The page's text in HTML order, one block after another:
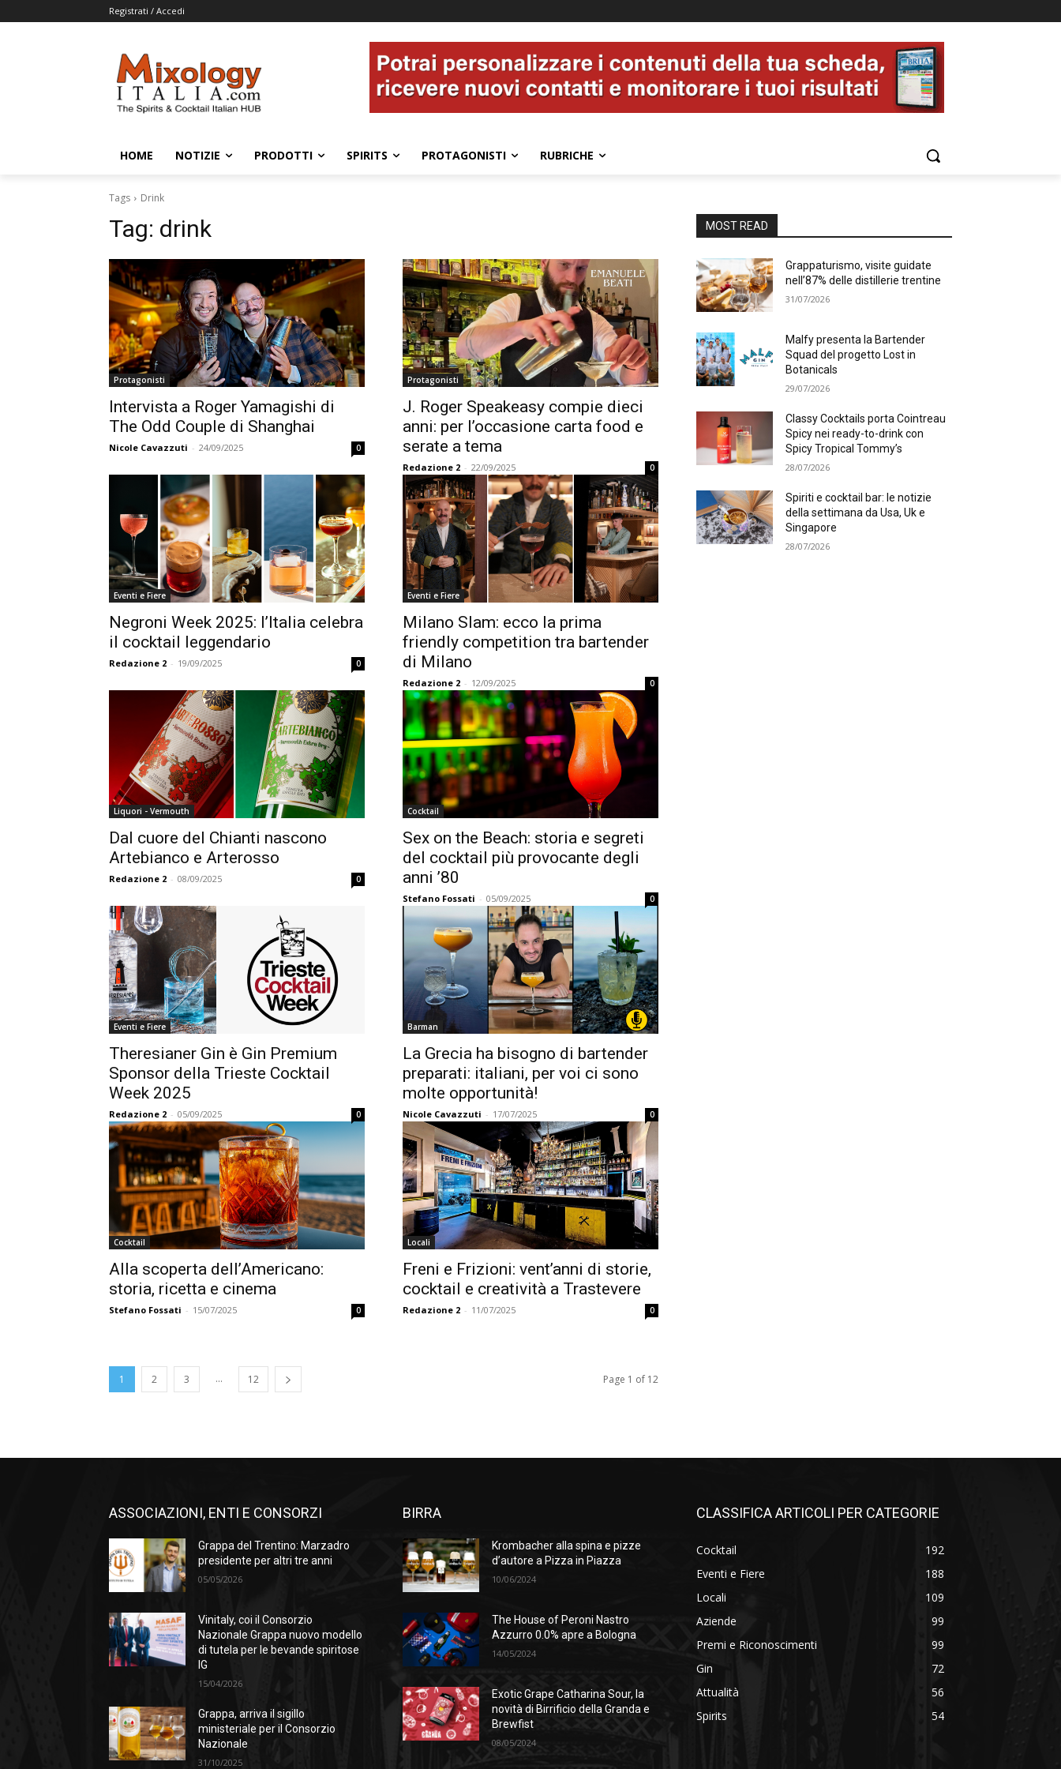
Registrati / Accedi
HOME NOTIZIE PRODOTTI SPIRITS PROTAGONISTI RUBRICHE
Tags Drink
Tag: drink
Protagonisti
Intervista a Roger Yamagishi di
The Odd Couple di Shanghai
Nicole Cavazzuti - 24/09/2025 0
Protagonisti
J. Roger Speakeasy compie dieci
anni: per l’occasione carta food e
serate a tema
Redazione 2 - 22/09/2025 0
Eventi e Fiere
Negroni Week 2025: l’Italia celebra
il cocktail leggendario
Redazione 2 - 19/09/2025 0
Eventi e Fiere
Milano Slam: ecco la prima
friendly competition tra bartender
di Milano
Redazione 2 - 12/09/2025 0
Liquori - Vermouth
Dal cuore del Chianti nascono
Artebianco e Arterosso
Redazione 2 - 08/09/2025 0
Cocktail
Sex on the Beach: storia e segreti
del cocktail più provocante degli
anni ’80
Stefano Fossati - 05/09/2025 0
Eventi e Fiere
Theresianer Gin è Gin Premium
Sponsor della Trieste Cocktail
Week 2025
Redazione 2 - 05/09/2025 0
Barman
La Grecia ha bisogno di bartender
preparati: italiani, per voi ci sono
molte opportunità!
Nicole Cavazzuti - 17/07/2025 0
Cocktail
Alla scoperta dell’Americano:
storia, ricetta e cinema
Stefano Fossati - 15/07/2025 0
Locali
Freni e Frizioni: vent’anni di storie,
cocktail e creatività a Trastevere
Redazione 2 - 11/07/2025 0
1 2 3 ... 12 Page 1 of 12
MOST READ
Grappaturismo, visite guidate
nell’87% delle distillerie trentine
31/07/2026
Malfy presenta la Bartender
Squad del progetto Lost in
Botanicals
29/07/2026
Classy Cocktails porta Cointreau
Spicy nei ready-to-drink con
Spicy Tropical Tommy’s
28/07/2026
Spiriti e cocktail bar: le notizie
della settimana da Usa, Uk e
Singapore
28/07/2026
ASSOCIAZIONI, ENTI E CONSORZI
Grappa del Trentino: Marzadro
presidente per altri tre anni
05/05/2026
Vinitaly, coi il Consorzio
Nazionale Grappa nuovo modello
di tutela per le bevande spiritose
IG
15/04/2026
Grappa, arriva il sigillo
ministeriale per il Consorzio
Nazionale
31/10/2025
BIRRA
Krombacher alla spina e pizze
d’autore a Pizza in Piazza
10/06/2024
The House of Peroni Nastro
Azzurro 0.0% apre a Bologna
14/05/2024
Exotic Grape Catharina Sour, la
novità di Birrificio della Granda e
Brewfist
08/05/2024
CLASSIFICA ARTICOLI PER CATEGORIE
Cocktail
192
Eventi e Fiere
188
Locali
109
Aziende
99
Premi e Riconoscimenti
99
Gin
72
Attualità
56
Spirits
54